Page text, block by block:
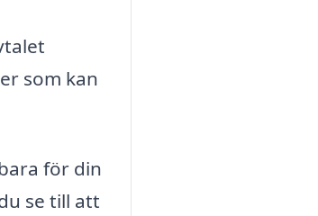
som kan
för din
se till att